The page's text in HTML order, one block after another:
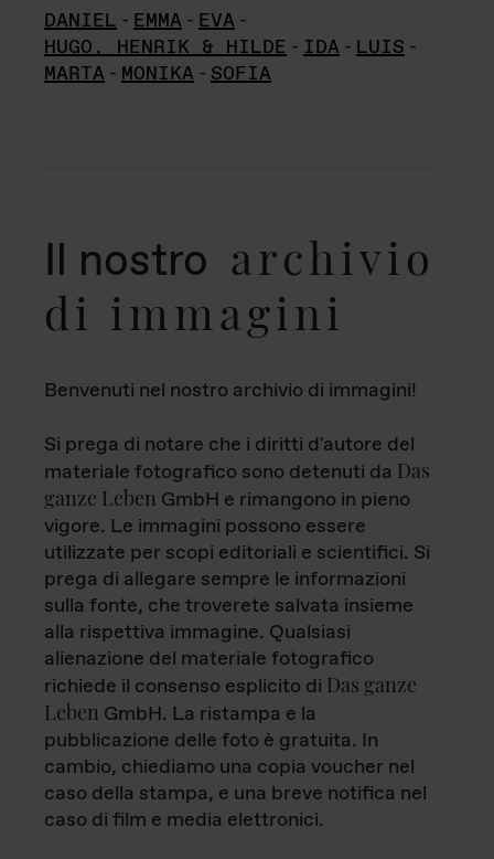
DANIEL - EMMA - EVA -
HUGO, HENRIK & HILDE - IDA - LUIS -
MARTA - MONIKA - SOFIA
Il nostro archivio
di immagini
Benvenuti nel nostro archivio di immagini!
Si prega di notare che i diritti d'autore del
materiale fotografico sono detenuti da Das
ganze Leben GmbH e rimangono in pieno
vigore. Le immagini possono essere
utilizzate per scopi editoriali e scientifici. Si
prega di allegare sempre le informazioni
sulla fonte, che troverete salvata insieme
alla rispettiva immagine. Qualsiasi
alienazione del materiale fotografico
richiede il consenso esplicito di Das ganze
Leben GmbH. La ristampa e la
pubblicazione delle foto è gratuita. In
cambio, chiediamo una copia voucher nel
caso della stampa, e una breve notifica nel
caso di film e media elettronici.